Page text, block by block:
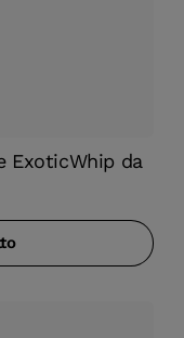
ExoticWhip da